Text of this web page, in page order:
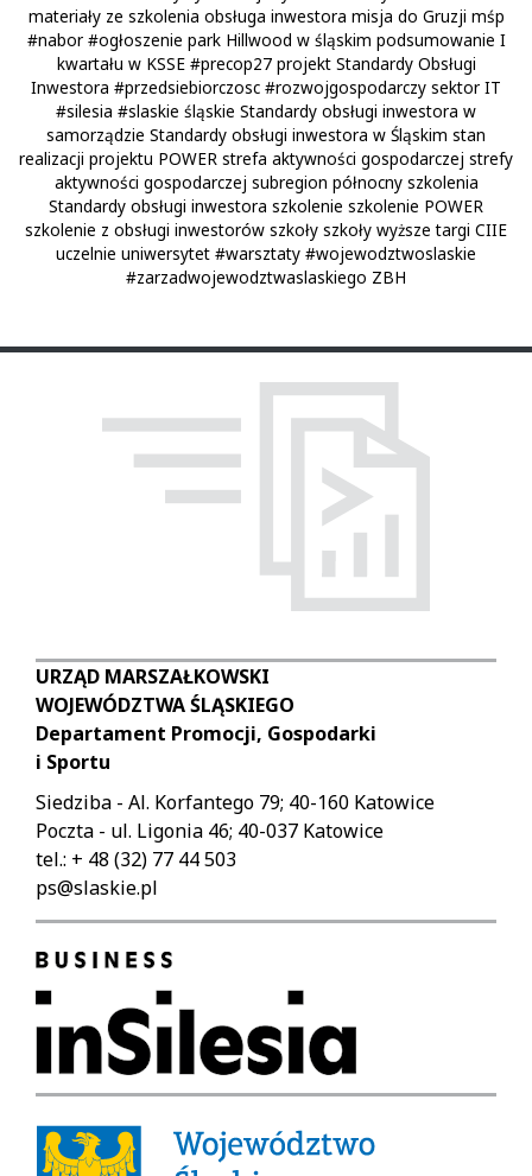
materiały ze szkolenia obsługa inwestora misja do Gruzji mśp
#nabor #ogłoszenie park Hillwood w śląskim podsumowanie I
kwartału w KSSE #precop27 projekt Standardy Obsługi
Inwestora #przedsiebiorczosc #rozwojgospodarczy sektor IT
#silesia #slaskie śląskie Standardy obsługi inwestora w
samorządzie Standardy obsługi inwestora w Śląskim stan
realizacji projektu POWER strefa aktywności gospodarczej strefy
aktywności gospodarczej subregion północny szkolenia
Standardy obsługi inwestora szkolenie szkolenie POWER
szkolenie z obsługi inwestorów szkoły szkoły wyższe targi CIIE
uczelnie uniwersytet #warsztaty #wojewodztwoslaskie
#zarzadwojewodztwaslaskiego ZBH
URZĄD MARSZAŁKOWSKI
WOJEWÓDZTWA ŚLĄSKIEGO
Departament Promocji, Gospodarki
i Sportu
Siedziba - Al. Korfantego 79; 40-160 Katowice
Poczta - ul. Ligonia 46; 40-037 Katowice
tel.: + 48 (32) 77 44 503
ps@slaskie.pl